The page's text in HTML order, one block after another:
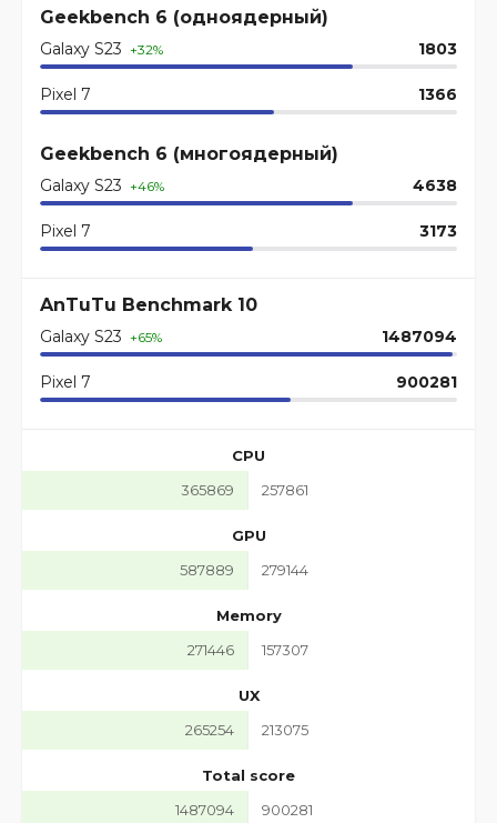
Geekbench 6 (одноядерный)
Galaxy S23 +32% 1803
Pixel 7 1366
Geekbench 6 (многоядерный)
Galaxy S23 +46% 4638
Pixel 7 3173
AnTuTu Benchmark 10
Galaxy S23 +65% 1487094
Pixel 7 900281
CPU
365869
257861
GPU
587889
279144
Memory
271446
157307
UX
265254
213075
Total score
1487094
900281